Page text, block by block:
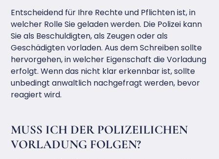
Entscheidend für Ihre Rechte und Pflichten ist, in
welcher Rolle Sie geladen werden. Die Polizei kann
Sie als Beschuldigten, als Zeugen oder als
Geschädigten vorladen. Aus dem Schreiben sollte
hervorgehen, in welcher Eigenschaft die Vorladung
erfolgt. Wenn das nicht klar erkennbar ist, sollte
unbedingt anwaltlich nachgefragt werden, bevor
reagiert wird.
MUSS ICH DER POLIZEILICHEN
VORLADUNG FOLGEN?